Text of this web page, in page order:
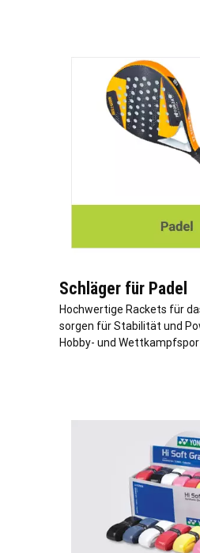
Schläger für Padel
Hochwertige Rackets für
sorgen für Stabilität und
Hobby- und